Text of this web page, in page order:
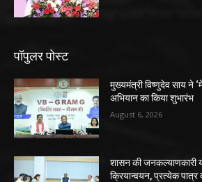
पॉपुलर पोस्ट
मुख्यमंत्री विष्णुदेव साय ने
अभियान का किया शुभारंभ
August 6, 2026
शासन की जनकल्याणकारी
क्रियान्वयन, प्रत्येक पात्र